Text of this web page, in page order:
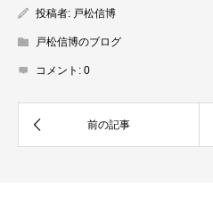
投稿者: 戸松信博
戸松信博のブログ
コメント: 0